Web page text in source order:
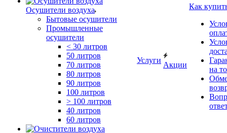
Осушители воздуха
Бытовые осушители
Промышленные
осушители
< 30 литров
50 литров
70 литров
80 литров
90 литров
100 литров
> 100 литров
40 литров
60 литров
Услуги
Акции
Как
на